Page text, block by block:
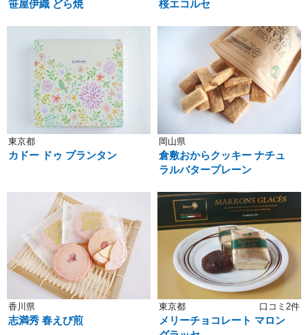
笹屋伊織 どら焼 桜エコルセ
東京都
カドー ドゥ プランタン
岡山県
倉敷おからクッキー ナチュ
ラルバタープレーン
香川県
志満秀 春えび煎
東京都 口コミ2件
メリーチョコレート マロン